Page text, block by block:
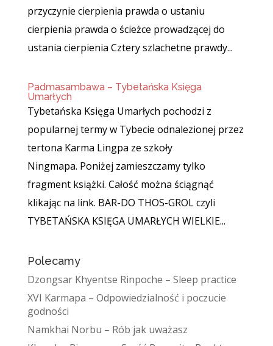
przyczynie cierpienia prawda o ustaniu
cierpienia prawda o ścieżce prowadzącej do
ustania cierpienia Cztery szlachetne prawdy...
Padmasambawa – Tybetańska Księga
Umarłych
Tybetańska Księga Umarłych pochodzi z
popularnej termy w Tybecie odnalezionej przez
tertona Karma Lingpa ze szkoły
Ningmapa. Poniżej zamieszczamy tylko
fragment książki. Całość można ściągnąć
klikając na link. BAR-DO THOS-GROL czyli
TYBETAŃSKA KSIĘGA UMARŁYCH WIELKIE...
Polecamy
Dzongsar Khyentse Rinpoche – Sleep practice
XVI Karmapa – Odpowiedzialność i poczucie
godności
Namkhai Norbu – Rób jak uważasz